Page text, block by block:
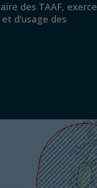
des TAAF, exerce
d’usage des